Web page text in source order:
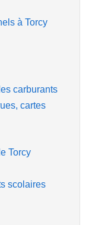
à Torcy
carburants
cartes
Torcy
scolaires